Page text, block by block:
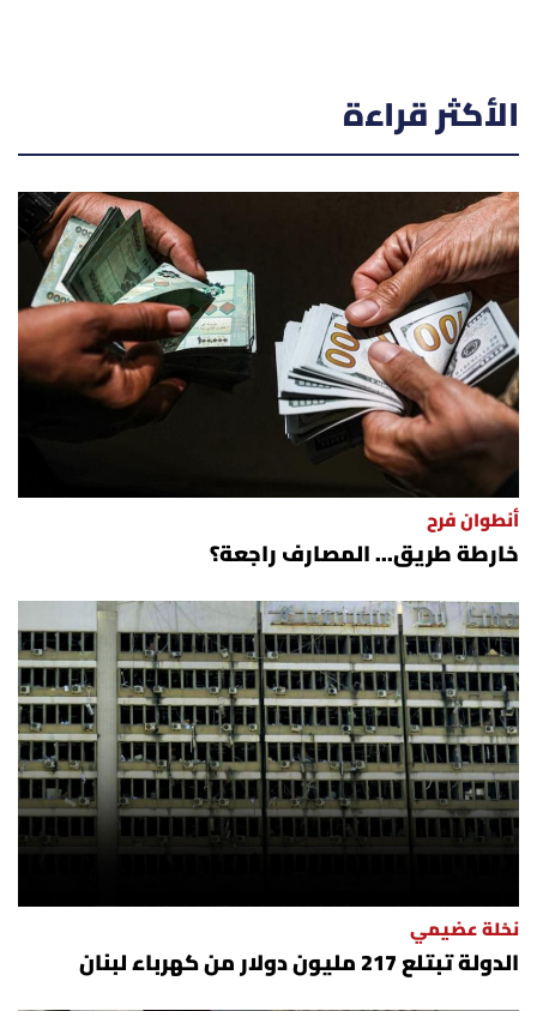
الأكثر قراءة
أنطوان فرح
خارطة طريق... المصارف راجعة؟
نخلة عضيمي
الدولة تبتلع 217 مليون دولار من كهرباء لبنان